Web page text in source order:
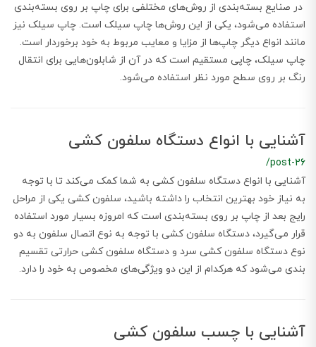
در صنایع بسته‌بندی از روش‌های مختلفی برای چاپ بر روی بسته‌بندی
استفاده می‌شود، یکی از این روش‌ها چاپ سیلک است. چاپ سیلک نیز
مانند انواع دیگر چاپ‌ها از مزایا و معایب مربوط به خود برخوردار است.
چاپ سیلک، چاپی مستقیم است که در آن از شابلون‌هایی برای انتقال
رنگ بر روی سطح مورد نظر استفاده می‌شود.
آشنایی با انواع دستگاه‌ سلفون کشی
/post-26
آشنایی با انواع دستگاه سلفون کشی به شما کمک می‌کند تا با توجه
به نیاز خود بهترین انتخاب را داشته باشید، سلفون کشی یکی از مراحل
رایج بعد از چاپ بر روی بسته‌بندی است که امروزه بسیار مورد استفاده
قرار می‌گیرد، دستگاه سلفون کشی با توجه به نوع اتصال سلفون به دو
نوع دستگاه سلفون کشی سرد و دستگاه سلفون کشی حرارتی تقسیم
بندی می‌شود که هرکدام از این دو ویژگی‌های مخصوص به خود را دارد.
آشنایی با چسب سلفون کشی